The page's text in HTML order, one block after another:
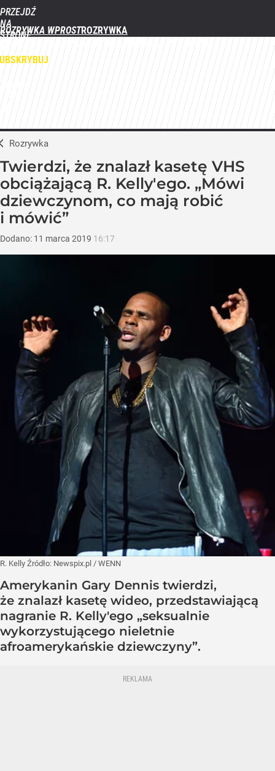
PRZEJDŹ
NA
STRONĘ
WPROST.PL
ROZRYWKA WPROST
Rozrywka
Twierdzi, że znalazł kasetę VHS
obciążającą R. Kelly'ego. „Mówi
dziewczynom, co mają robić
i mówić”
Dodano: 11 marca 2019 16:17
R. Kelly Źródło: Newspix.pl / WENN
Amerykanin Gary Dennis twierdzi,
że znalazł kasetę wideo, przedstawiającą
nagranie R. Kelly'ego „seksualnie
wykorzystującego nieletnie
afroamerykańskie dziewczyny”.